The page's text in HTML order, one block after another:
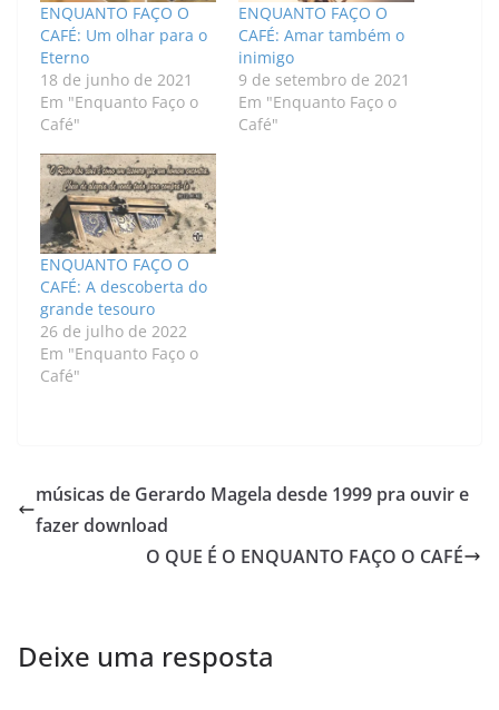
ENQUANTO FAÇO O
CAFÉ: Um olhar para o
Eterno
18 de junho de 2021
Em "Enquanto Faço o
Café"
ENQUANTO FAÇO O
CAFÉ: Amar também o
inimigo
9 de setembro de 2021
Em "Enquanto Faço o
Café"
ENQUANTO FAÇO O
CAFÉ: A descoberta do
grande tesouro
26 de julho de 2022
Em "Enquanto Faço o
Café"
músicas de Gerardo Magela desde 1999 pra ouvir e
fazer download
O QUE É O ENQUANTO FAÇO O CAFÉ
Deixe uma resposta